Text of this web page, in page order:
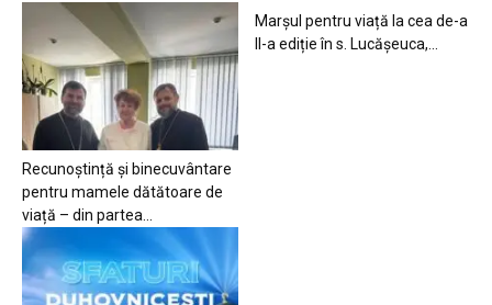
Recunoștință și binecuvântare
pentru mamele dătătoare de
viață – din partea...
Marșul pentru viață la cea de-a
II-a ediție în s. Lucășeuca,...